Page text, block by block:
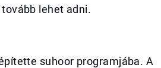
lehet adni.
suhoor programjába. A